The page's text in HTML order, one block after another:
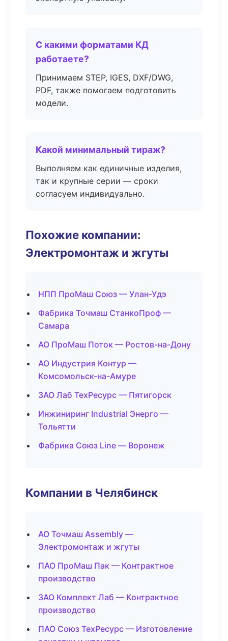
С какими форматами КД
работаете?
Принимаем STEP, IGES, DXF/DWG,
PDF, также помогаем подготовить
модели.
Какой минимальный тираж?
Выполняем как единичные изделия,
так и крупные серии — сроки
согласуем индивидуально.
Похожие компании:
Электромонтаж и жгуты
НПП ПроМаш Союз — Улан-Удэ
Фабрика Точмаш СтанкоПроф —
Самара
АО ПроМаш Поток — Ростов-на-Дону
АО Индустрия Контур —
Комсомольск-на-Амуре
ЗАО Лаб ТехРесурс — Пятигорск
Инжиниринг Industrial Энерго —
Тольятти
Фабрика Союз Line — Воронеж
Компании в Челябинск
АО Точмаш Assembly —
Электромонтаж и жгуты
ПАО ПроМаш Пак — Контрактное
производство
ЗАО Комплект Лаб — Контрактное
производство
ПАО Союз ТехРесурс — Изготовление